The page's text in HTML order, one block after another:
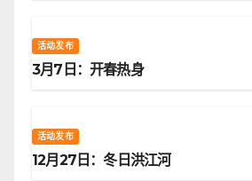
活动发布
3月7日：开春热身
活动发布
12月27日：冬日洪江河